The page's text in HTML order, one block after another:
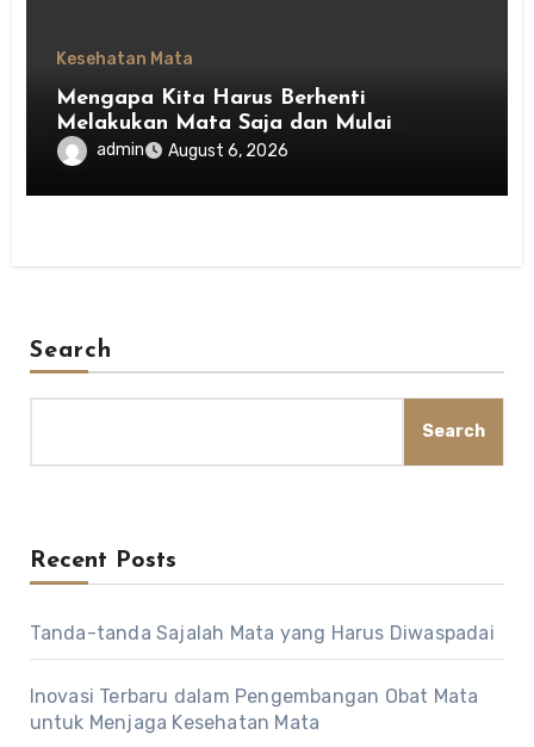
Kesehatan Mata
Mengapa Kita Harus Berhenti
Melakukan Mata Saja dan Mulai
Menghargai Privasi Orang Lain
admin August 6, 2026
Search
Search
Recent Posts
Tanda-tanda Sajalah Mata yang Harus Diwaspadai
Inovasi Terbaru dalam Pengembangan Obat Mata
untuk Menjaga Kesehatan Mata